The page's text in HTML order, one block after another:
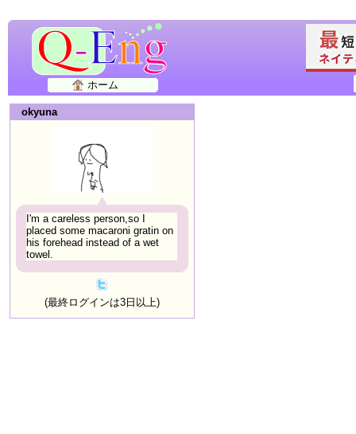
ホーム
okyuna
I'm a careless person,so I
placed some macaroni gratin on
his forehead instead of a wet
towel.
(最終ログインは3日以上)